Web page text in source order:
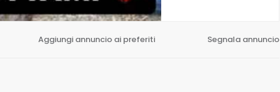
Aggiungi annuncio ai preferiti Segnala annuncio